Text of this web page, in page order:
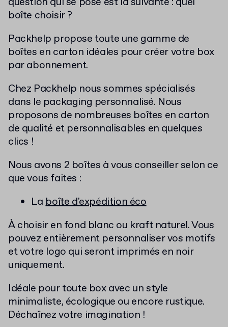
boîte choisir ?
Packhelp propose toute une gamme de
boîtes en carton idéales pour créer votre box
par abonnement.
Chez Packhelp nous sommes spécialisés
dans le packaging personnalisé. Nous
proposons de nombreuses boîtes en carton
de qualité et personnalisables en quelques
clics !
Nous avons 2 boîtes à vous conseiller selon ce
que vous faites :
Laboîte d'expédition éco
À choisir en fond blanc ou kraft naturel. Vous
pouvez entièrement personnaliser vos motifs
et votre logo qui seront imprimés en noir
uniquement.
Idéale pour toute box avec un style
minimaliste, écologique ou encore rustique.
Déchaînez votre imagination !